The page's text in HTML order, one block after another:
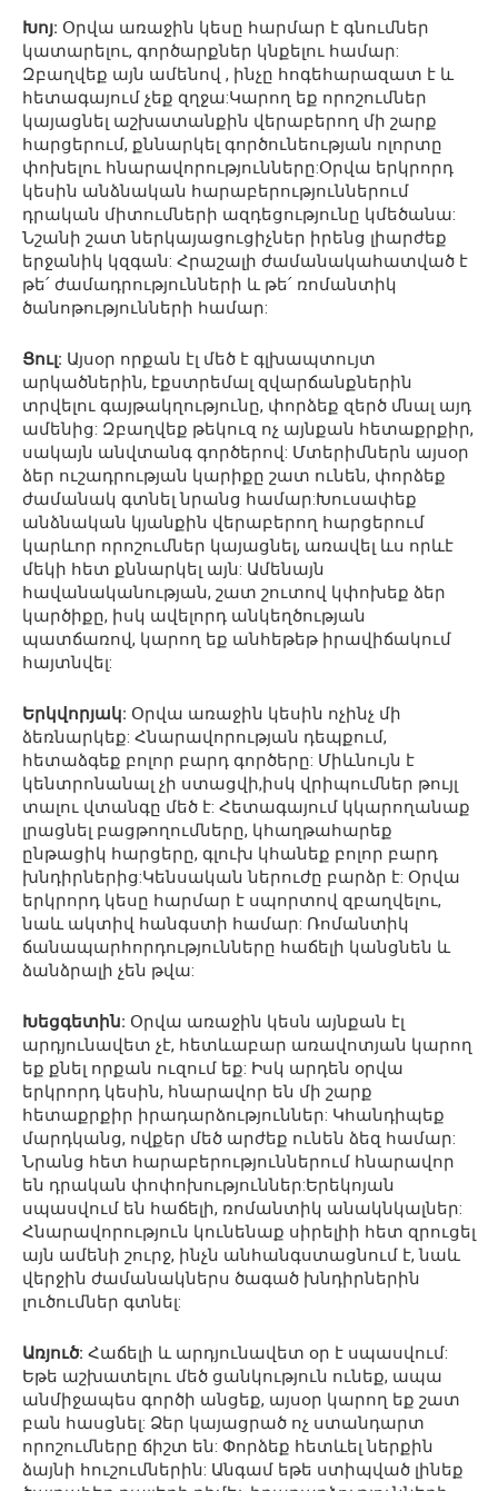
Խոյ: Օրվա առաջին կեսը հարմար է գնումներ
կատարելու, գործարքներ կնքելու համար:
Զբաղվեք այն ամենով , ինչը հոգեհարազատ է և
հետագայում չեք զղջա:Կարող եք որոշումներ
կայացնել աշխատանքին վերաբերող մի շարք
հարցերում, քննարկել գործունեության ոլորտը
փոխելու հնարավորությունները:Օրվա երկրորդ
կեսին անձնական հարաբերություններում
դրական միտումների ազդեցությունը կմեծանա:
Նշանի շատ ներկայացուցիչներ իրենց լիարժեք
երջանիկ կզգան: Հրաշալի ժամանակահատված է
թե՛ ժամադրությունների և թե՛ ռոմանտիկ
ծանոթությունների համար:
Ցուլ: Այսօր որքան էլ մեծ է գլխապտույտ
արկածներին, էքստրեմալ զվարճանքներին
տրվելու գայթակղությունը, փորձեք զերծ մնալ այդ
ամենից: Զբաղվեք թեկուզ ոչ այնքան հետաքրքիր,
սակայն անվտանգ գործերով: Մտերիմներն այսօր
ձեր ուշադրության կարիքը շատ ունեն, փորձեք
ժամանակ գտնել նրանց համար:Խուսափեք
անձնական կյանքին վերաբերող հարցերում
կարևոր որոշումներ կայացնել, առավել ևս որևէ
մեկի հետ քննարկել այն: Ամենայն
հավանականության, շատ շուտով կփոխեք ձեր
կարծիքը, իսկ ավելորդ անկեղծության
պատճառով, կարող եք անհեթեթ իրավիճակում
հայտնվել:
Երկվորյակ: Օրվա առաջին կեսին ոչինչ մի
ձեռնարկեք: Հնարավորության դեպքում,
հետաձգեք բոլոր բարդ գործերը: Միևնույն է
կենտրոնանալ չի ստացվի,իսկ վրիպումներ թույլ
տալու վտանգը մեծ է: Հետագայում կկարողանաք
լրացնել բացթողումները, կհաղթահարեք
ընթացիկ հարցերը, գլուխ կհանեք բոլոր բարդ
խնդիրներից:Կենսական ներուժը բարձր է: Օրվա
երկրորդ կեսը հարմար է սպորտով զբաղվելու,
նաև ակտիվ հանգստի համար: Ռոմանտիկ
ճանապարհորդությունները հաճելի կանցնեն և
ձանձրալի չեն թվա:
Խեցգետին: Օրվա առաջին կեսն այնքան էլ
արդյունավետ չէ, հետևաբար առավոտյան կարող
եք քնել որքան ուզում եք: Իսկ արդեն օրվա
երկրորդ կեսին, հնարավոր են մի շարք
հետաքրքիր իրադարձություններ: Կհանդիպեք
մարդկանց, ովքեր մեծ արժեք ունեն ձեզ համար:
Նրանց հետ հարաբերություններում հնարավոր
են դրական փոփոխություններ:Երեկոյան
սպասվում են հաճելի, ռոմանտիկ անակնկալներ:
Հնարավորություն կունենաք սիրելիի հետ զրուցել
այն ամենի շուրջ, ինչն անհանգստացնում է, նաև
վերջին ժամանակներս ծագած խնդիրներին
լուծումներ գտնել:
Առյուծ: Հաճելի և արդյունավետ օր է սպասվում:
Եթե աշխատելու մեծ ցանկություն ունեք, ապա
անմիջապես գործի անցեք, այսօր կարող եք շատ
բան հասցնել: Ձեր կայացրած ոչ ստանդարտ
որոշումները ճիշտ են: Փորձեք հետևել ներքին
ձայնի հուշումներին: Անգամ եթե ստիպված լինեք